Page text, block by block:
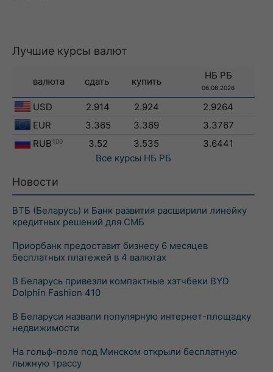
Лучшие курсы валют
валюта сдать купить
НБ РБ
06.08.2026
USD 2.914 2.924
2.9264
EUR
3.365 3.369
3.3767
RUB 100 3.52 3.535
3.6441
Все курсы НБ РБ
Новости
ВТБ (Беларусь) и Банк развития расширили линейку
кредитных решений для СМБ
Приорбанк предоставит бизнесу 6 месяцев
бесплатных платежей в 4 валютах
В Беларусь привезли компактные хэтчбеки BYD
Dolphin Fashion 410
В Беларуси назвали популярную интернет-площадку
недвижимости
На гольф-поле под Минском открыли бесплатную
лыжную трассу